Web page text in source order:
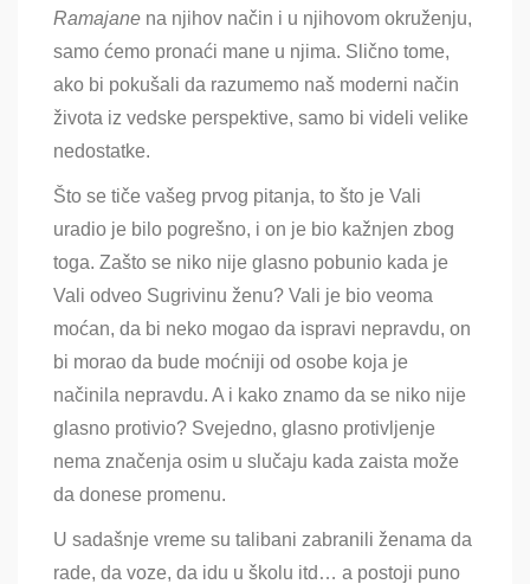
Ramajane na njihov način i u njihovom okruženju,
samo ćemo pronaći mane u njima. Slično tome,
ako bi pokušali da razumemo naš moderni način
života iz vedske perspektive, samo bi videli velike
nedostatke.
Što se tiče vašeg prvog pitanja, to što je Vali
uradio je bilo pogrešno, i on je bio kažnjen zbog
toga. Zašto se niko nije glasno pobunio kada je
Vali odveo Sugrivinu ženu? Vali je bio veoma
moćan, da bi neko mogao da ispravi nepravdu, on
bi morao da bude moćniji od osobe koja je
načinila nepravdu. A i kako znamo da se niko nije
glasno protivio? Svejedno, glasno protivljenje
nema značenja osim u slučaju kada zaista može
da donese promenu.
U sadašnje vreme su talibani zabranili ženama da
rade, da voze, da idu u školu itd… a postoji puno